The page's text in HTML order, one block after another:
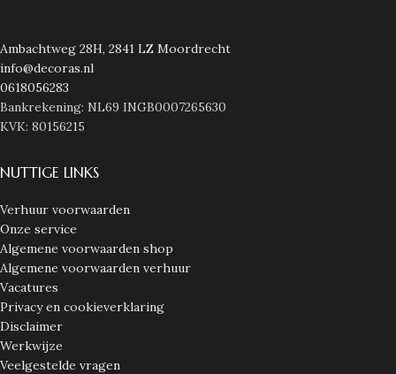
Ambachtweg 28H, 2841 LZ Moordrecht
info@decoras.nl
0618056283
Bankrekening: NL69 INGB0007265630
KVK: 80156215
NUTTIGE LINKS
Verhuur voorwaarden
Onze service
Algemene voorwaarden shop
Algemene voorwaarden verhuur
Vacatures
Privacy en cookieverklaring
Disclaimer
Werkwijze
Veelgestelde vragen